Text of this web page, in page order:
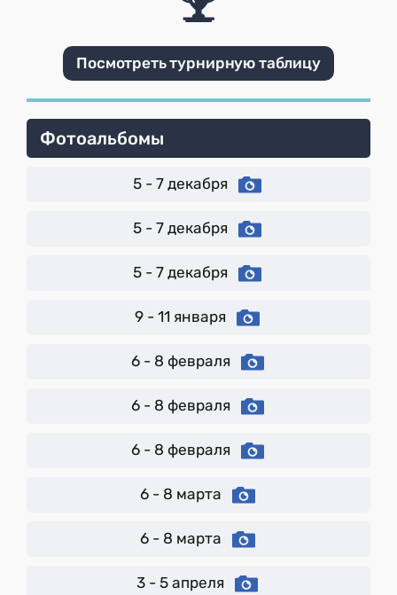
Посмотреть турнирную таблицу
Фотоальбомы
5 - 7 декабря
5 - 7 декабря
5 - 7 декабря
9 - 11 января
6 - 8 февраля
6 - 8 февраля
6 - 8 февраля
6 - 8 марта
6 - 8 марта
3 - 5 апреля